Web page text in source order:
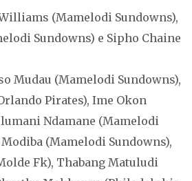
(Mamelodi Sundowns),
Sundowns) e Sipho Chaine
Mudau (Mamelodi Sundowns),
Pirates), Ime Okon
Ndamane (Mamelodi
(Mamelodi Sundowns),
Fk), Thabang Matuludi